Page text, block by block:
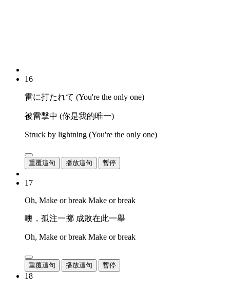
16
雷に打たれて (You're the only one)
被雷擊中 (你是我的唯一)
Struck by lightning (You're the only one)
重覆這句 播放這句 暫停
17
Oh, Make or break Make or break
噢，孤注一擲 成敗在此一舉
Oh, Make or break Make or break
重覆這句 播放這句 暫停
18